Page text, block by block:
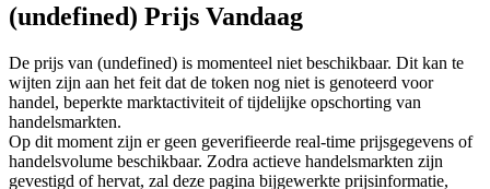
USDT-futures
Futures met USDT als onderpand
(undefined) Prijs Vandaag
De prijs van (undefined) is momenteel niet beschikbaar. Dit kan te
wijten zijn aan het feit dat de token nog niet is genoteerd voor
handel, beperkte marktactiviteit of tijdelijke opschorting van
handelsmarkten.
Op dit moment zijn er geen geverifieerde real-time prijsgegevens of
handelsvolume beschikbaar. Zodra actieve handelsmarkten zijn
gevestigd of hervat, zal deze pagina bijgewerkte prijsinformatie,